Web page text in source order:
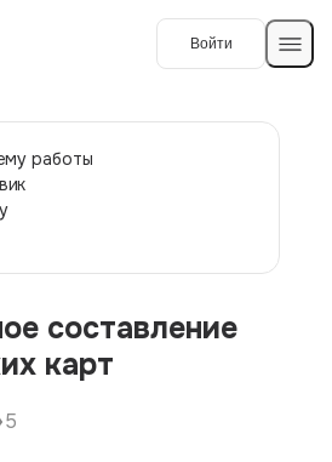
Войти
работы
составление
карт
5